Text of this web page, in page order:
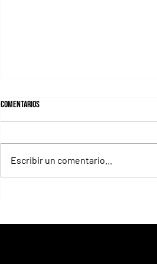
Comentarios
Escribir un comentario...